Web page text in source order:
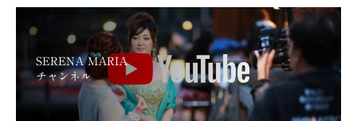
SERENA MARIA
チャンネル